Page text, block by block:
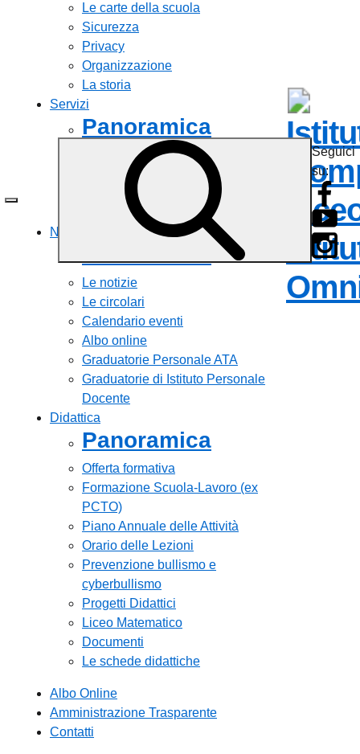
Le carte della scuola
Sicurezza
Privacy
Organizzazione
La storia
Servizi
Panoramica
Personale scolastico
Famiglie e studenti
Percorsi di studio
Tutti i servizi
Novità
Le notizie
Le circolari
Calendario eventi
Albo online
Graduatorie Personale ATA
Graduatorie di Istituto Personale
Docente
Didattica
Panoramica
Offerta formativa
Formazione Scuola-Lavoro (ex
PCTO)
Piano Annuale delle Attività
Orario delle Lezioni
Prevenzione bullismo e
cyberbullismo
Progetti Didattici
Liceo Matematico
Documenti
Le schede didattiche
Albo Online
Amministrazione Trasparente
Contatti
Seguici
su: